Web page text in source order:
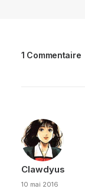
1 Commentaire
Clawdyus
10 mai 2016